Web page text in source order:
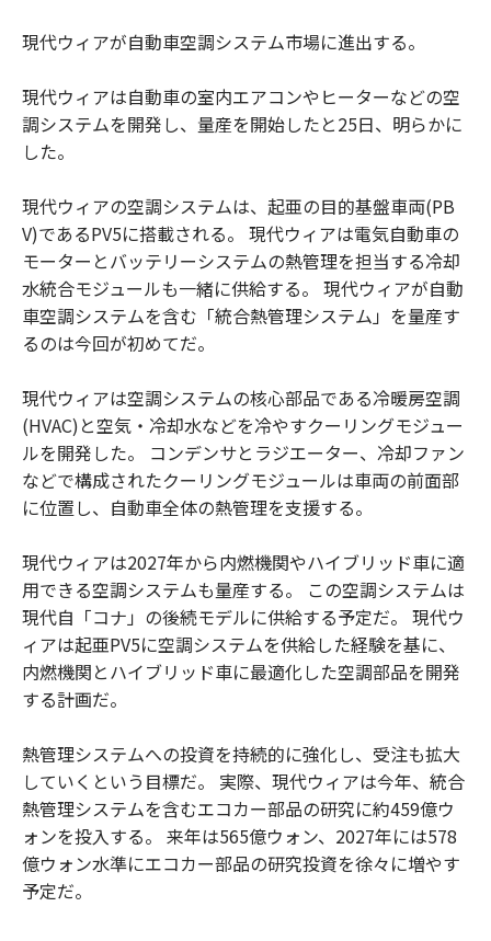
現代ウィアが自動車空調システム市場に進出する。
現代ウィアは自動車の室内エアコンやヒーターなどの空
調システムを開発し、量産を開始したと25日、明らかに
した。
現代ウィアの空調システムは、起亜の目的基盤車両(PB
V)であるPV5に搭載される。 現代ウィアは電気自動車の
モーターとバッテリーシステムの熱管理を担当する冷却
水統合モジュールも一緒に供給する。 現代ウィアが自動
車空調システムを含む「統合熱管理システム」を量産す
るのは今回が初めてだ。
現代ウィアは空調システムの核心部品である冷暖房空調
(HVAC)と空気・冷却水などを冷やすクーリングモジュー
ルを開発した。 コンデンサとラジエーター、冷却ファン
などで構成されたクーリングモジュールは車両の前面部
に位置し、自動車全体の熱管理を支援する。
現代ウィアは2027年から内燃機関やハイブリッド車に適
用できる空調システムも量産する。 この空調システムは
現代自「コナ」の後続モデルに供給する予定だ。 現代ウ
ィアは起亜PV5に空調システムを供給した経験を基に、
内燃機関とハイブリッド車に最適化した空調部品を開発
する計画だ。
熱管理システムへの投資を持続的に強化し、受注も拡大
していくという目標だ。 実際、現代ウィアは今年、統合
熱管理システムを含むエコカー部品の研究に約459億ウ
ォンを投入する。 来年は565億ウォン、2027年には578
億ウォン水準にエコカー部品の研究投資を徐々に増やす
予定だ。